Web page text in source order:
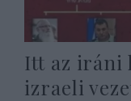
Itt az iráni
izraeli